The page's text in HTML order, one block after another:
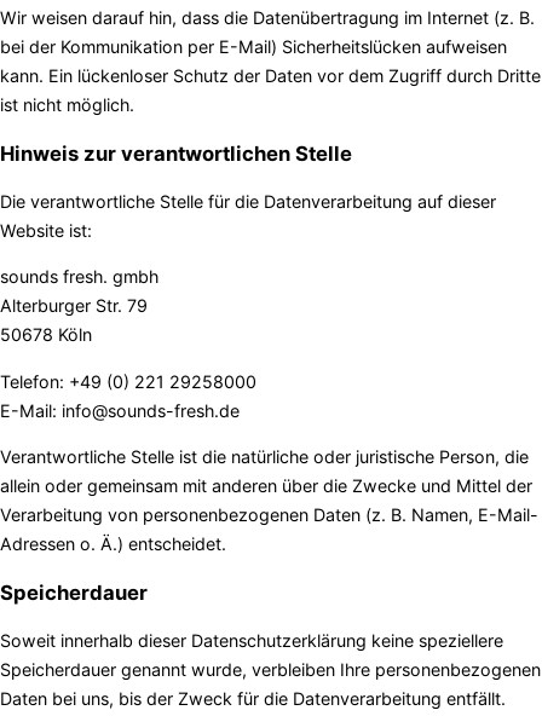
Wir weisen darauf hin, dass die Datenübertragung im Internet (z. B.
bei der Kommunikation per E-Mail) Sicherheitslücken aufweisen
kann. Ein lückenloser Schutz der Daten vor dem Zugriff durch Dritte
ist nicht möglich.
Hinweis zur verantwortlichen Stelle
Die verantwortliche Stelle für die Datenverarbeitung auf dieser
Website ist:
sounds fresh. gmbh
Alterburger Str. 79
50678 Köln
Telefon: +49 (0) 221 29258000
E-Mail: info@sounds-fresh.de
Verantwortliche Stelle ist die natürliche oder juristische Person, die
allein oder gemeinsam mit anderen über die Zwecke und Mittel der
Verarbeitung von personenbezogenen Daten (z. B. Namen, E-Mail-
Adressen o. Ä.) entscheidet.
Speicherdauer
Soweit innerhalb dieser Datenschutzerklärung keine speziellere
Speicherdauer genannt wurde, verbleiben Ihre personenbezogenen
Daten bei uns, bis der Zweck für die Datenverarbeitung entfällt.